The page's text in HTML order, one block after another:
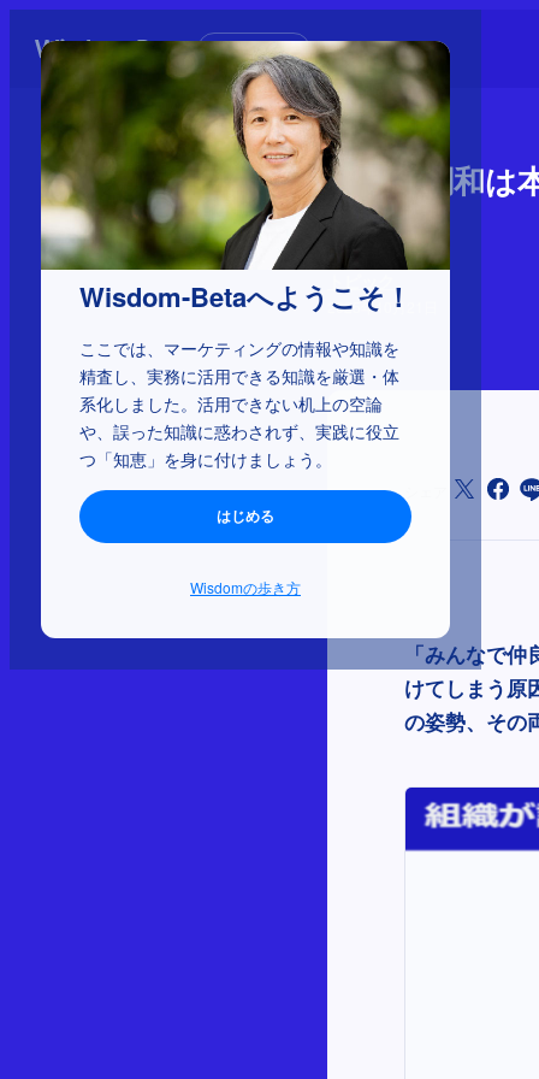
Wisdom-Betaへようこそ！
ここでは、マーケティングの情報や知識を
精査し、実務に活用できる知識を厳選・体
系化しました。活用できない机上の空論
や、誤った知識に惑わされず、実践に役立
つ「知恵」を身に付けましょう。
はじめる
Wisdomの歩き方
初めての方へ
組織の調和は
本質
トピック
2025年10月21日
「みんなで
けてしまう原
の姿勢、その